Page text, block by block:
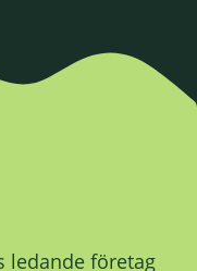
ledande företag